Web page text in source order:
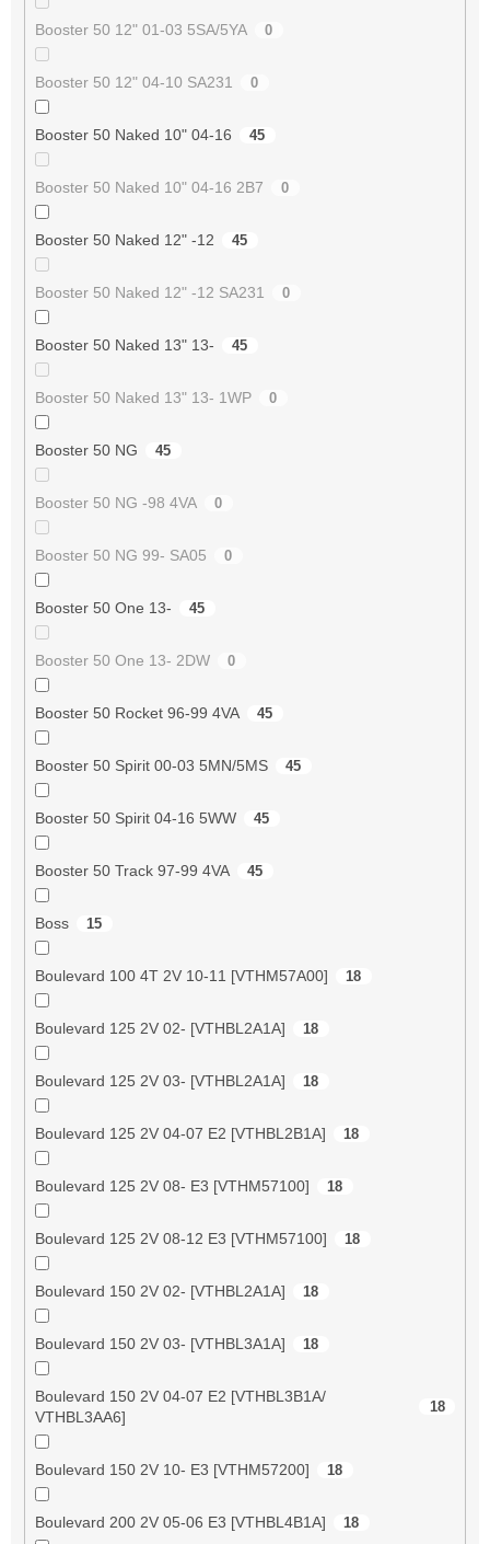
Booster 50 12" 01-03 5SA/5YA 0
Booster 50 12" 04-10 SA231 0
Booster 50 Naked 10" 04-16 45
Booster 50 Naked 10" 04-16 2B7 0
Booster 50 Naked 12" -12 45
Booster 50 Naked 12" -12 SA231 0
Booster 50 Naked 13" 13- 45
Booster 50 Naked 13" 13- 1WP 0
Booster 50 NG 45
Booster 50 NG -98 4VA 0
Booster 50 NG 99- SA05 0
Booster 50 One 13- 45
Booster 50 One 13- 2DW 0
Booster 50 Rocket 96-99 4VA 45
Booster 50 Spirit 00-03 5MN/5MS 45
Booster 50 Spirit 04-16 5WW 45
Booster 50 Track 97-99 4VA 45
Boss 15
Boulevard 100 4T 2V 10-11 [VTHM57A00] 18
Boulevard 125 2V 02- [VTHBL2A1A] 18
Boulevard 125 2V 03- [VTHBL2A1A] 18
Boulevard 125 2V 04-07 E2 [VTHBL2B1A] 18
Boulevard 125 2V 08- E3 [VTHM57100] 18
Boulevard 125 2V 08-12 E3 [VTHM57100] 18
Boulevard 150 2V 02- [VTHBL2A1A] 18
Boulevard 150 2V 03- [VTHBL3A1A] 18
Boulevard 150 2V 04-07 E2 [VTHBL3B1A/
VTHBL3AA6]
18
Boulevard 150 2V 10- E3 [VTHM57200] 18
Boulevard 200 2V 05-06 E3 [VTHBL4B1A] 18